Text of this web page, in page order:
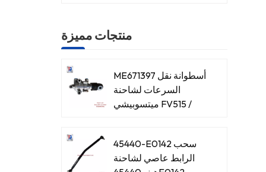
منتجات مميزة
ME671397 أسطوانة نقل
السرعات لشاحنة
ميتسوبيشي FV515 /
45440-E0142 سحب
الرابط عاصي لشاحنة